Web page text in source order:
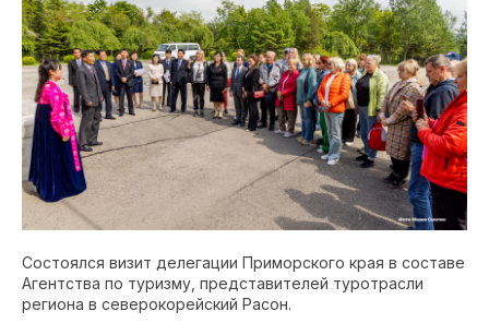
Состоялся визит делегации Приморского края в составе
Агентства по туризму, представителей туротрасли
региона в северокорейский Расон.